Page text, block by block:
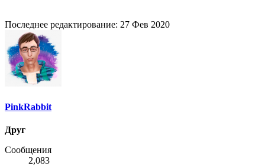
Последнее редактирование: 27 Фев 2020
PinkRabbit
Друг
Сообщения
2,083